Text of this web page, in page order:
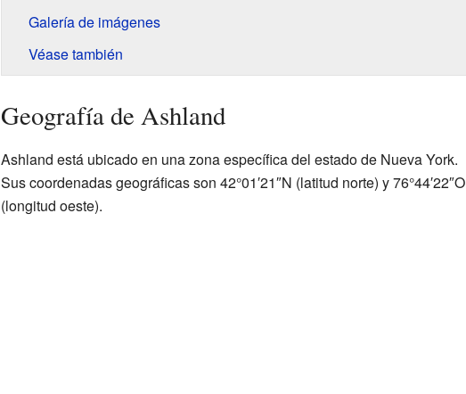
Galería de imágenes
Véase también
Geografía de Ashland
Ashland está ubicado en una zona específica del estado de Nueva York.
Sus coordenadas geográficas son 42°01′21″N (latitud norte) y 76°44′22″O
(longitud oeste).